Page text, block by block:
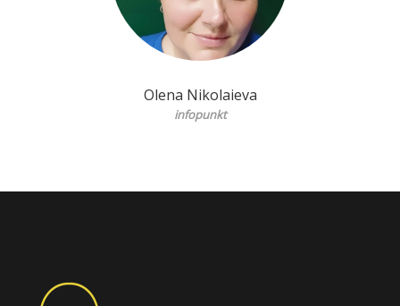
Olena Nikolaieva
infopunkt